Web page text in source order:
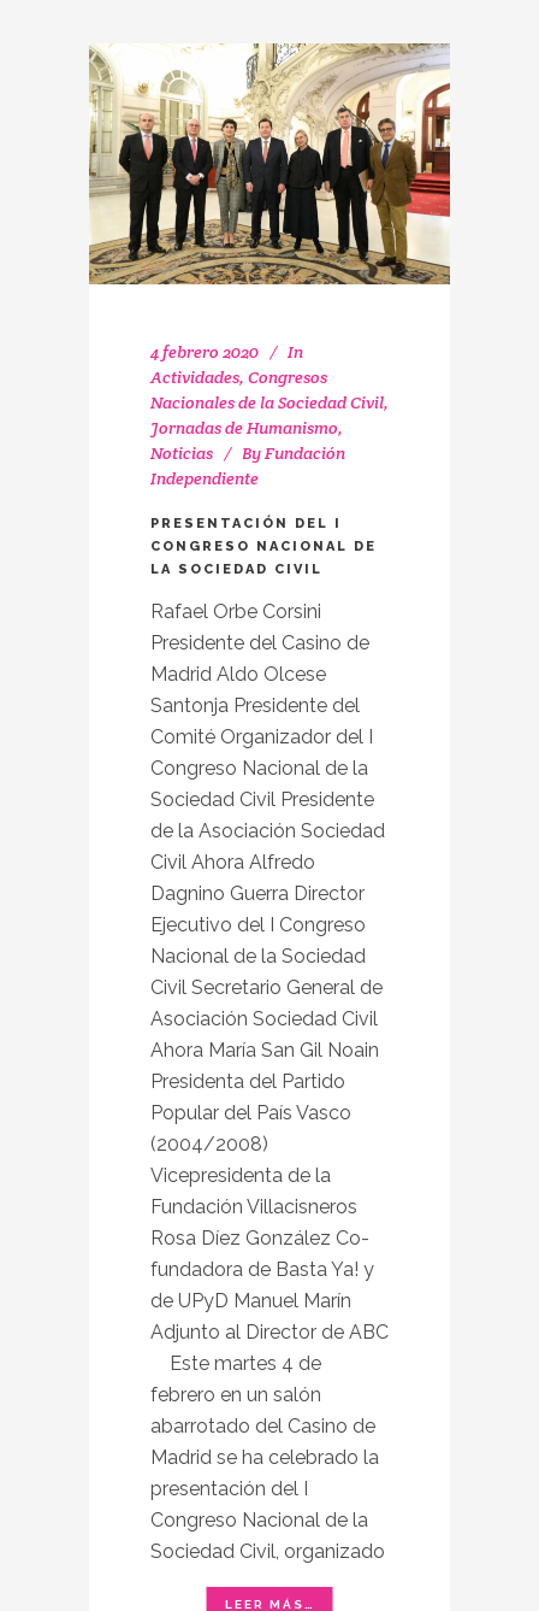
4 febrero 2020
In
Actividades, Congresos
Nacionales de la Sociedad Civil,
Jornadas de Humanismo,
Noticias
ByFundación
Independiente
PRESENTACIÓN DEL I
CONGRESO NACIONAL DE
LA SOCIEDAD CIVIL
Rafael Orbe Corsini
Presidente del Casino de
Madrid Aldo Olcese
Santonja Presidente del
Comité Organizador del I
Congreso Nacional de la
Sociedad Civil Presidente
de la Asociación Sociedad
Civil Ahora Alfredo
Dagnino Guerra Director
Ejecutivo del I Congreso
Nacional de la Sociedad
Civil Secretario General de
Asociación Sociedad Civil
Ahora María San Gil Noain
Presidenta del Partido
Popular del País Vasco
(2004/2008)
Vicepresidenta de la
Fundación Villacisneros
Rosa Díez González Co-
fundadora de Basta Ya! y
de UPyD Manuel Marín
Adjunto al Director de ABC
Este martes 4 de
febrero en un salón
abarrotado del Casino de
Madrid se ha celebrado la
presentación del I
Congreso Nacional de la
Sociedad Civil, organizado